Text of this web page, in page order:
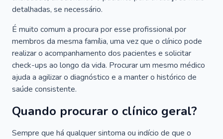
detalhadas, se necessário.
É muito comum a procura por esse profissional por
membros da mesma família, uma vez que o clínico pode
realizar o acompanhamento dos pacientes e solicitar
check-ups ao longo da vida. Procurar um mesmo médico
ajuda a agilizar o diagnóstico e a manter o histórico de
saúde consistente.
Quando procurar o clínico geral?
Sempre que há qualquer sintoma ou indício de que o